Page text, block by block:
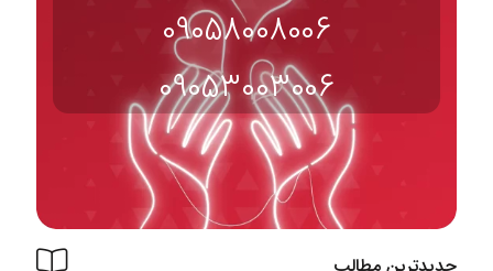
09058008006
09053003006